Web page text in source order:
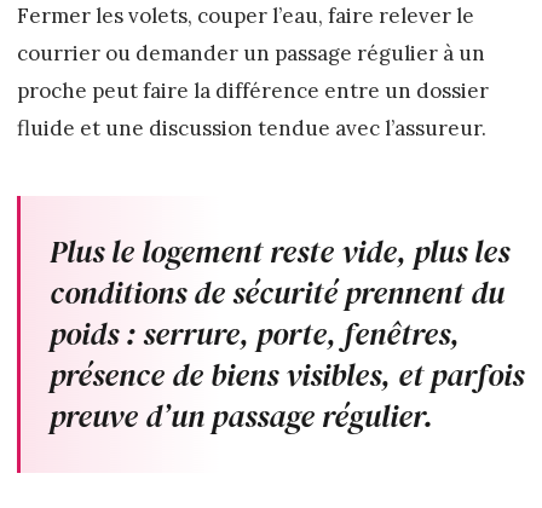
Fermer les volets, couper l’eau, faire relever le
courrier ou demander un passage régulier à un
proche peut faire la différence entre un dossier
fluide et une discussion tendue avec l’assureur.
Plus le logement reste vide, plus les
conditions de sécurité prennent du
poids : serrure, porte, fenêtres,
présence de biens visibles, et parfois
preuve d’un passage régulier.